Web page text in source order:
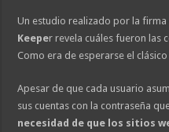
Un estudio realizado por la firma
Keeper revela cuáles fueron las
Como era de esperarse el clásico
Apesar de que cada usuario
sus cuentas con la contraseña
necesidad de que los sitios